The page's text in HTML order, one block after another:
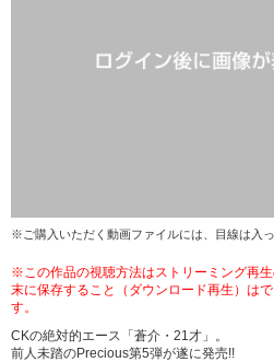
※ご購入いただく動画ファイルには、目線は入っ
※この作品の視聴方法はストリーミング再
末に保存すること（ダウンロード再生）は
す。
CKの絶対的エース「蒼介・21才」。
前人未踏のPrecious第5弾が遂に発売!!